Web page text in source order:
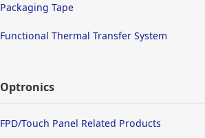
Packaging Tape
Functional Thermal Transfer System
Optronics
FPD/Touch Panel Related Products